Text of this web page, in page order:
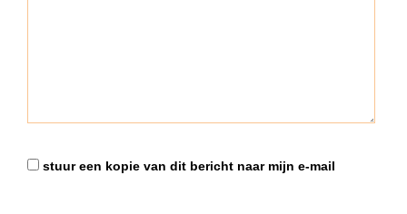
stuur een kopie van dit bericht naar mijn e-mail